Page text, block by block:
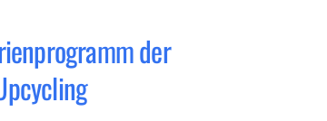
der